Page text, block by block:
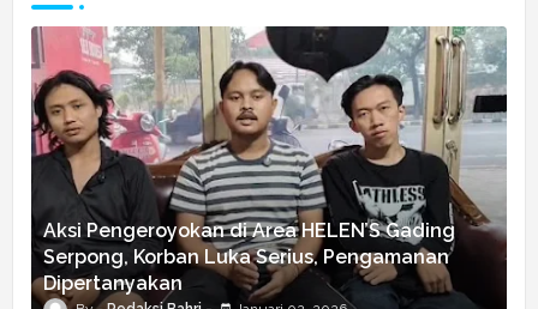
Aksi Pengeroyokan di Area HELEN’S Gading
Serpong, Korban Luka Serius, Pengamanan
Dipertanyakan